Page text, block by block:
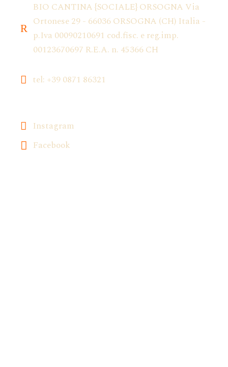
BIO CANTINA {SOCIALE} ORSOGNA Via
Ortonese 29 - 66036 ORSOGNA (CH) Italia -
p.Iva 00090210691 cod.fisc. e reg.imp.
00123670697 R.E.A. n. 45366 CH
tel: +39 0871 86321
Instagram
Facebook